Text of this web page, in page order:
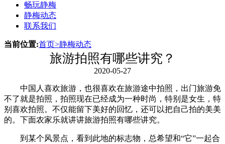
畅玩静梅
静梅动态
联系我们
当前位置:首页>静梅动态
旅游拍照有哪些讲究？
2020-05-27
中国人喜欢旅游，也很喜欢在旅游途中拍照，出门旅游免
不了就是拍照，拍照现在已经成为一种时尚，特别是女生，特
别喜欢拍照。不仅能留下美好的回忆，还可以把自己拍的美美
的。下面农家乐就讲讲旅游拍照有哪些讲究。
到某个风景点，看到此地的标志物，总希望和“它”一起合